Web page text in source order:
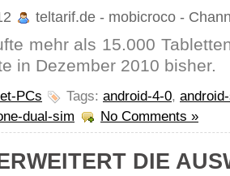
teltarif.de - mobicroco -
mehr als 15.000
in Dezember 2010 bisher.
PCs Tags: android-4-0,
dual-sim No Comments »
DIE